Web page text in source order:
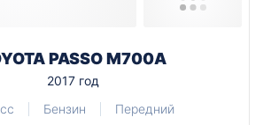
PASSO M700A
2017 год
Бензин Передний